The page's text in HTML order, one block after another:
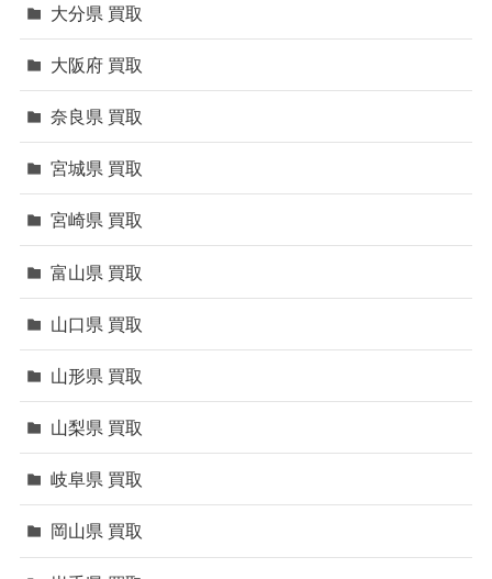
大分県 買取
大阪府 買取
奈良県 買取
宮城県 買取
宮崎県 買取
富山県 買取
山口県 買取
山形県 買取
山梨県 買取
岐阜県 買取
岡山県 買取